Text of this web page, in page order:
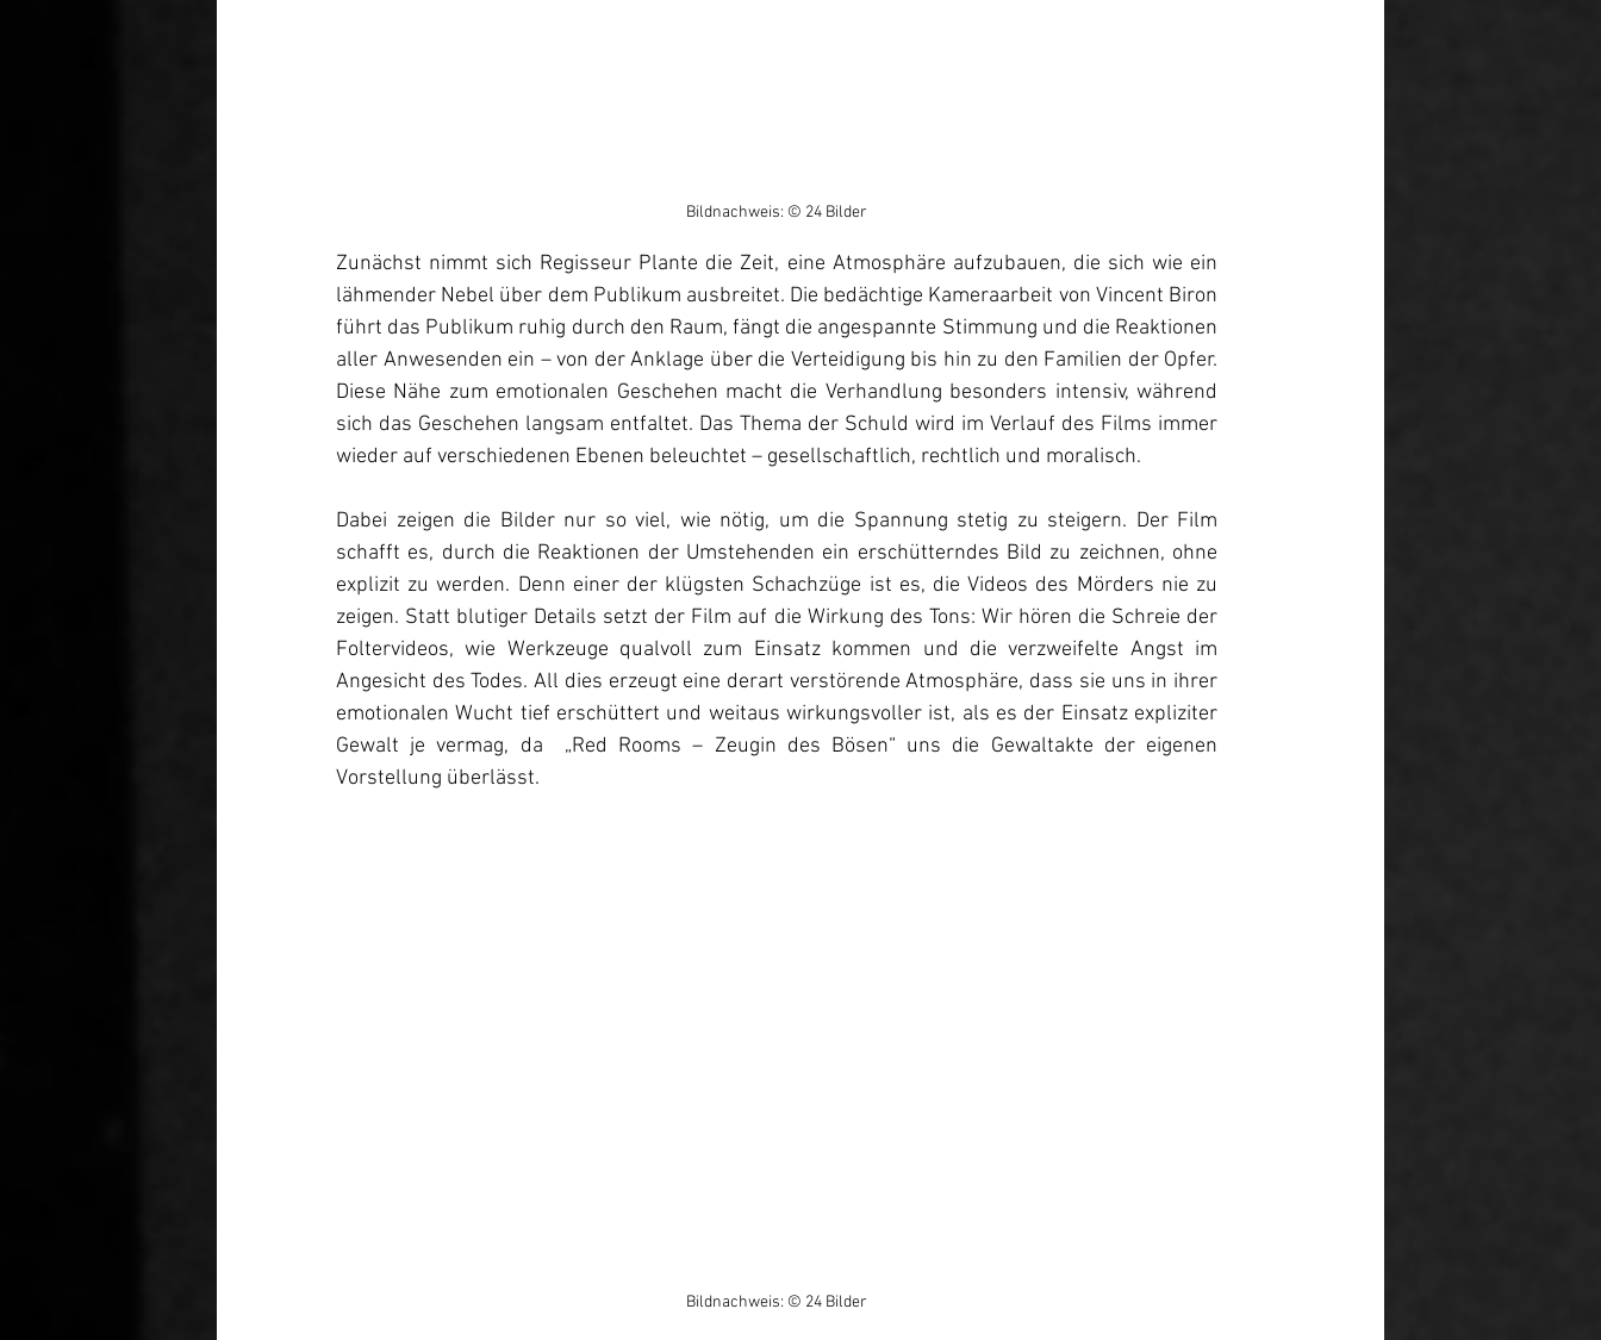
Bildnachweis: © 24 Bilder
Zunächst nimmt sich Regisseur Plante die Zeit, eine Atmosphäre aufzubauen, die sich wie ein
lähmender Nebel über dem Publikum ausbreitet. Die bedächtige Kameraarbeit von Vincent Biron
führt das Publikum ruhig durch den Raum, fängt die angespannte Stimmung und die Reaktionen
aller Anwesenden ein – von der Anklage über die Verteidigung bis hin zu den Familien der Opfer.
Diese Nähe zum emotionalen Geschehen macht die Verhandlung besonders intensiv, während
sich das Geschehen langsam entfaltet. Das Thema der Schuld wird im Verlauf des Films immer
wieder auf verschiedenen Ebenen beleuchtet – gesellschaftlich, rechtlich und moralisch.
Dabei zeigen die Bilder nur so viel, wie nötig, um die Spannung stetig zu steigern. Der Film
schafft es, durch die Reaktionen der Umstehenden ein erschütterndes Bild zu zeichnen, ohne
explizit zu werden. Denn einer der klügsten Schachzüge ist es, die Videos des Mörders nie zu
zeigen. Statt blutiger Details setzt der Film auf die Wirkung des Tons: Wir hören die Schreie der
Foltervideos, wie Werkzeuge qualvoll zum Einsatz kommen und die verzweifelte Angst im
Angesicht des Todes. All dies erzeugt eine derart verstörende Atmosphäre, dass sie uns in ihrer
emotionalen Wucht tief erschüttert und weitaus wirkungsvoller ist, als es der Einsatz expliziter
Gewalt je vermag, da
„Red Rooms – Zeugin des Bösen“ uns die Gewaltakte der eigenen
Vorstellung überlässt.
Bildnachweis: © 24 Bilder